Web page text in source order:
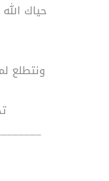
حياك
ونتطلع